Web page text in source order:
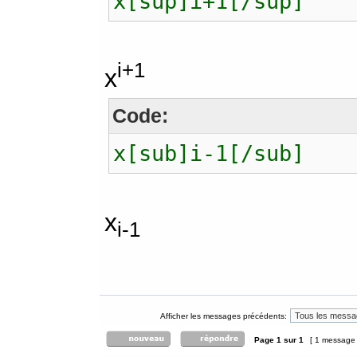
xi+1
Code:
x[sub]i-1[/sub]
xi-1
Afficher les messages précédents:
Page 1 sur 1 [ 1